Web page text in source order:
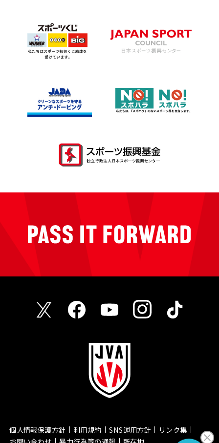
個人情報保護方針 利用規約 SNS運用方針
リンク集